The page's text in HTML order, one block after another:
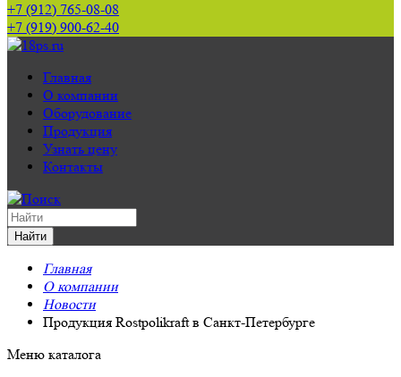
+7 (912) 765-08-08
+7 (919) 900-62-40
Главная
О компании
Оборудование
Продукция
Узнать цену
Контакты
Главная
О компании
Новости
Продукция Rostpolikraft в Санкт-Петербурге
Меню каталога